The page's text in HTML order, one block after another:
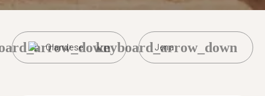
Olandese Jena
keyboard_arrow_down